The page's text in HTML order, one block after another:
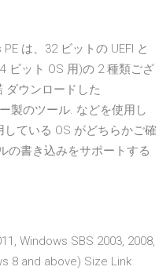
は、32 ビットの UEFI と
ビット OS 用)の 2 種類ござ
ダウンロードした
製のツール. などを使用し
ている OS がどちらかご確
の書き込みをサポートする
Windows SBS 2003, 2008,
8 and above) Size Link